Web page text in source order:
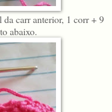
da carr anterior, 1 corr + 9
abaixo.